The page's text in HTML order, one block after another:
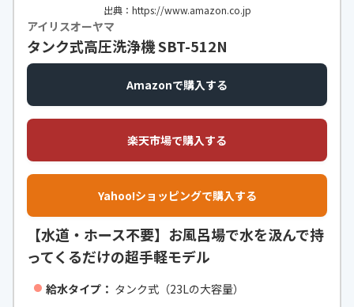
出典：https://www.amazon.co.jp
アイリスオーヤマ
タンク式高圧洗浄機 SBT-512N
Amazonで購入する
楽天市場で購入する
Yahoo!ショッピングで購入する
【水道・ホース不要】お風呂場で水を汲んで持
ってくるだけの超手軽モデル
給水タイプ： タンク式（23Lの大容量）